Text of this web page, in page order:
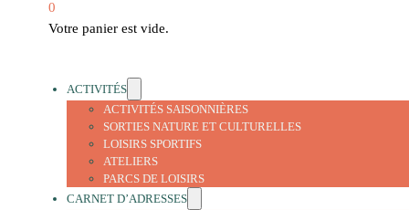
0
Votre panier est vide.
ACTIVITÉS
ACTIVITÉS SAISONNIÈRES
SORTIES NATURE ET CULTURELLES
LOISIRS SPORTIFS
ATELIERS
PARCS DE LOISIRS
CARNET D’ADRESSES